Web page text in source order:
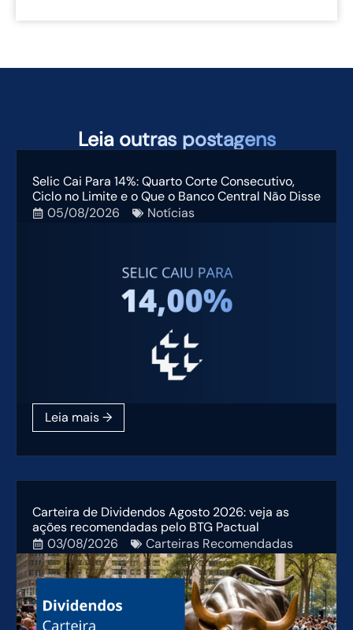
Leia outras postagens
Selic Cai Para 14%: Quarto Corte Consecutivo,
Ciclo no Limite e o Que o Banco Central Não Disse
05/08/2026
Notícias
Carteira de Dividendos Agosto 2026: veja as
ações recomendadas pelo BTG Pactual
03/08/2026
Carteiras Recomendadas